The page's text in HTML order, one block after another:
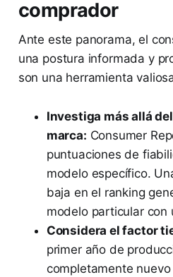
comprador
Ante este panorama, el
una postura informada y
son una herramienta
Investiga más allá
marca: Consumer
puntuaciones de
modelo específico.
baja en el ranking
modelo particular con
Considera el factor
primer año de
completamente